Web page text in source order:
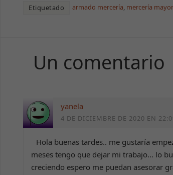
Etiquetado armado mercería, mercería
Un comentario
yanela
4 DE DICIEMBRE DE 2020 EN
Hola buenas tardes.. me gustaría
meses tengo que dejar mi trabajo… lo
creciendo espero me puedan asesorar